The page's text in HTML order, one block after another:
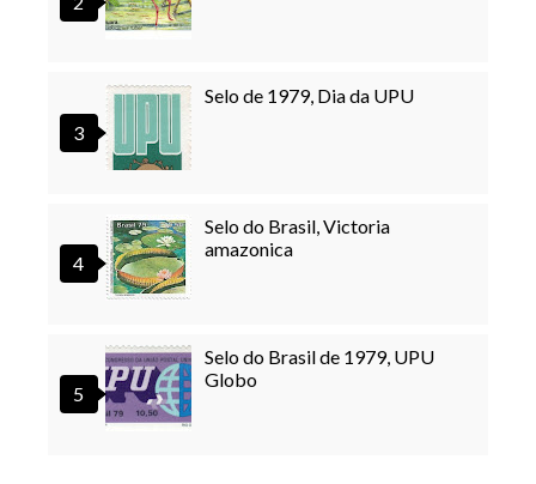
Selo de 1979, Dia da UPU
Selo do Brasil, Victoria
amazonica
Selo do Brasil de 1979, UPU
Globo